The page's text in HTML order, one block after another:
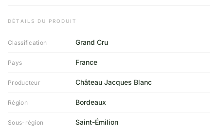
DÉTAILS DU PRODUIT
Classification Grand Cru
Pays France
Producteur Château Jacques Blanc
Région Bordeaux
Sous-région Saint-Émilion